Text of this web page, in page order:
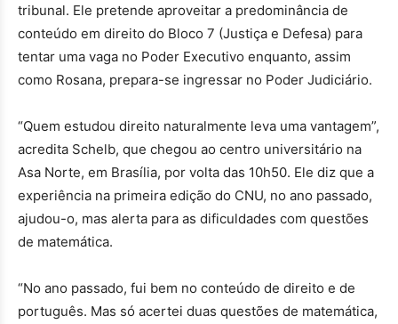
tribunal. Ele pretende aproveitar a predominância de
conteúdo em direito do Bloco 7 (Justiça e Defesa) para
tentar uma vaga no Poder Executivo enquanto, assim
como Rosana, prepara-se ingressar no Poder Judiciário.
“Quem estudou direito naturalmente leva uma vantagem”,
acredita Schelb, que chegou ao centro universitário na
Asa Norte, em Brasília, por volta das 10h50. Ele diz que a
experiência na primeira edição do CNU, no ano passado,
ajudou-o, mas alerta para as dificuldades com questões
de matemática.
“No ano passado, fui bem no conteúdo de direito e de
português. Mas só acertei duas questões de matemática,